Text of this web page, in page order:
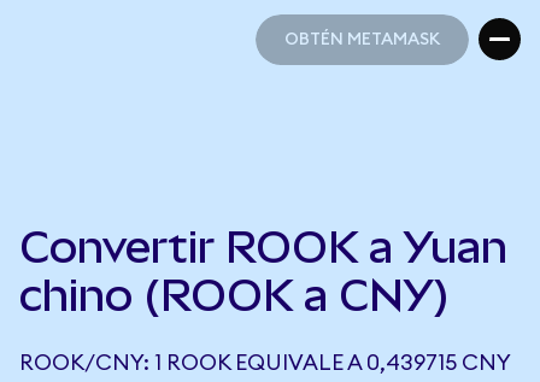
OBTÉN METAMASK
Convertir ROOK a Yuan
chino (ROOK a CNY)
ROOK/CNY: 1 ROOK EQUIVALE A 0,439715 CNY